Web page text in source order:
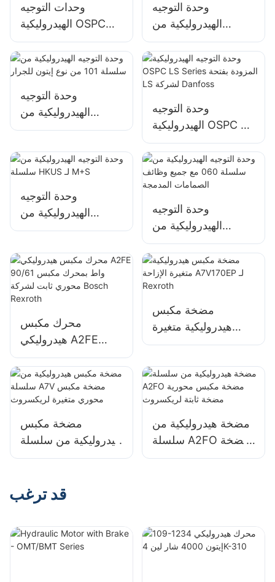
وحدات التوجيه
الهيدروليكية OSPC
100 ON لـ Danfoss
150N1095
وحدة التوجيه
الهيدروليكية من
سلسلة 101S/OSPC
لشركة دانفوس
وحدة التوجيه
الهيدروليكية من
سلسلة 101 من نوع
وحدة التوجيه
الهيدروليكية OSPC LS
Series المزودة بفتحة
LS لشركة Danfoss
وحدة التوجيه
الهيدروليكية من
سلسلة HKUS لـ M+S
وحدة التوجيه
الهيدروليكية من
سلسلة 060 مع جميع
وظائف الصمامات
المدمجة
محرك مكبس
هيدروليكي A2FE
90/61 واط بمحرك
مكبس محوري ثابت
لشركة Bosch
Rexroth
مضخة مكبس
هيدروليكية متغيرة
الإزاحة A7V170EP لـ
مضخة مكبس
هيدروليكية من سلسلة
A7V مضخة مكبس
لريكسروث
مضخة هيدروليكية من
سلسلة A2FO مضخة
مكبس محورية مضخة
قد ترغب